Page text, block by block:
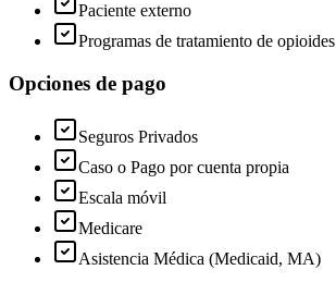
Paciente externo
Programas de tratamiento de opioides
Opciones de pago
Seguros Privados
Caso o Pago por cuenta propia
Escala móvil
Medicare
Asistencia Médica (Medicaid, MA)